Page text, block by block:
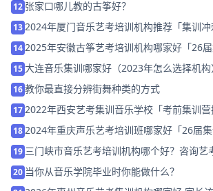
12 张家口哪儿教的古筝好？
13 2024年厦门音乐艺考培训机构推荐「集训冲
14 2025年安徽古筝艺考培训机构哪家好「26届
15大连音乐集训哪家好（2023年怎么选择机构
16教你最直接分辨街舞种类的方式
17 2022年西安艺考集训音乐学校「考前集训营
18 2024年重庆声乐艺考培训班哪家好「26届集
19 三门峡市音乐艺考培训机构哪个好？咨询艺
20 当你从音乐学院毕业时你能做什么？